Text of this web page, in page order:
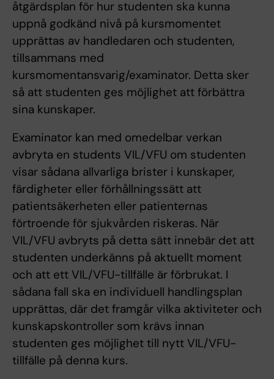
åtgärdsplan för hur studenten ska kunna
uppnå godkänd nivå på kursmomentet
upprättas av handledaren och studenten,
tillsammans med
kursmomentansvarig/examinator. Detta sker
så att studenten ges möjlighet att förbättra
sina kunskaper.
Examinator kan med omedelbar verkan
avbryta en students VIL/VFU om studenten
visar sådana allvarliga brister i kunskaper,
färdigheter eller förhållningssätt att
patientsäkerheten eller patienternas
förtroende för sjukvården riskeras. När
VIL/VFU avbryts på detta sätt innebär det att
studenten underkänns på aktuellt moment
och att ett VIL/VFU-tillfälle är förbrukat. I
sådana fall ska en individuell handlingsplan
upprättas, där det framgår vilka aktiviteter och
kunskapskontroller som krävs innan
studenten ges möjlighet till nytt VIL/VFU-
tillfälle på denna kurs.